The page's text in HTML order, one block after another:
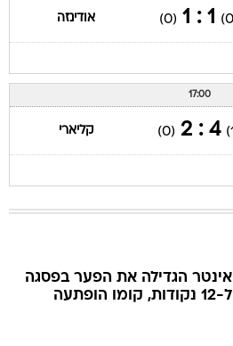
1 : 1
(0) אודינזה
17:00
4 : 2
(0) קליארי
אינטר הגדילה את הפער בפסגה
ל-12 נקודות, קומו הופתעה